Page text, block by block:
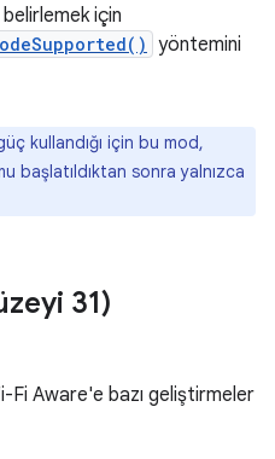
için
yöntemini
kullandığı için bu mod,
başlatıldıktan sonra yalnızca
31)
Fi Aware'e bazı geliştirmeler